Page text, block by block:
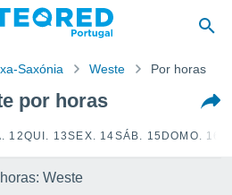
Saxónia Weste Por horas
por horas
12QUI. 13SEX. 14SÁB. 15 DOMO. 16
Weste